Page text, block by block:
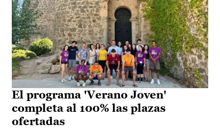
El programa 'Verano Joven'
completa al 100% las plazas
ofertadas